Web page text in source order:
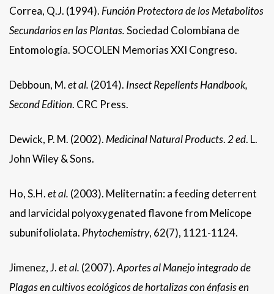
Correa, Q.J. (1994). Función Protectora de los Metabolitos
Secundarios en las Plantas.Sociedad Colombiana de
Entomología. SOCOLEN Memorias XXI Congreso.
Debboun, M.et al. (2014). Insect Repellents Handbook,
Second Edition. CRC Press.
Dewick, P. M. (2002). Medicinal Natural Products. 2 ed. L.
John Wiley & Sons.
Ho, S.H.et al. (2003). Meliternatin: a feeding deterrent
and larvicidal polyoxygenated flavone from Melicope
subunifoliolata. Phytochemistry, 62(7), 1121-1124.
Jimenez, J.et al. (2007).Aportes al Manejo integrado de
Plagas en cultivos ecológicos de hortalizas con énfasis en